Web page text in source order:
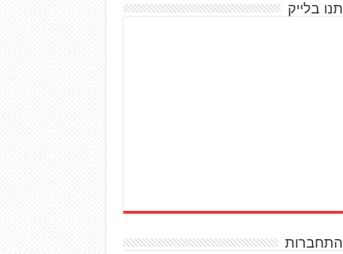
תנו בלייק
התחברות